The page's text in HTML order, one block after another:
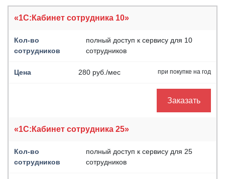
«1С:Кабинет сотрудника 10»
полный доступ к сервису для 10
сотрудников
280 руб./мес при покупке на год
Заказать
«1С:Кабинет сотрудника 25»
полный доступ к сервису для 25
сотрудников